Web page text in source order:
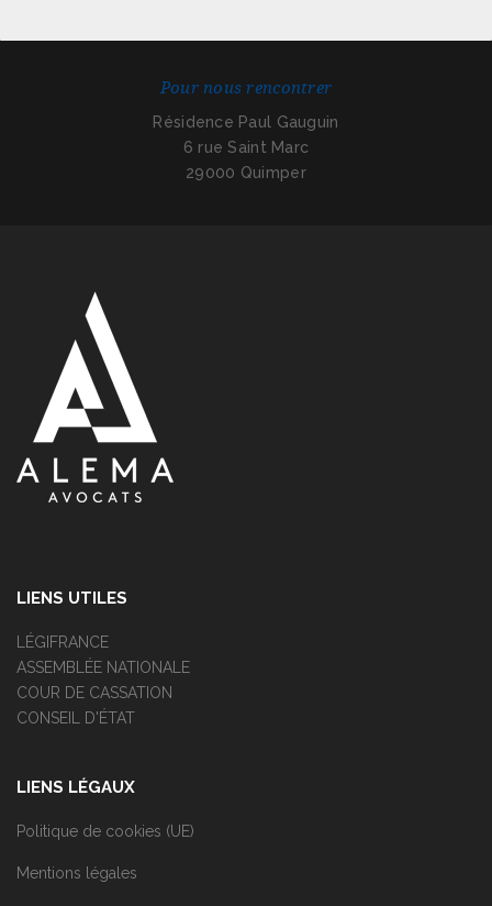
Pour nous rencontrer
Résidence Paul Gauguin
6 rue Saint Marc
29000 Quimper
LIENS UTILES
LÉGIFRANCE
ASSEMBLÉE NATIONALE
COUR DE CASSATION
CONSEIL D'ÉTAT
LIENS LÉGAUX
Politique de cookies (UE)
Mentions légales